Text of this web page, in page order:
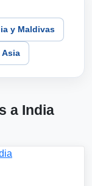
y Maldivas
Asia
a India